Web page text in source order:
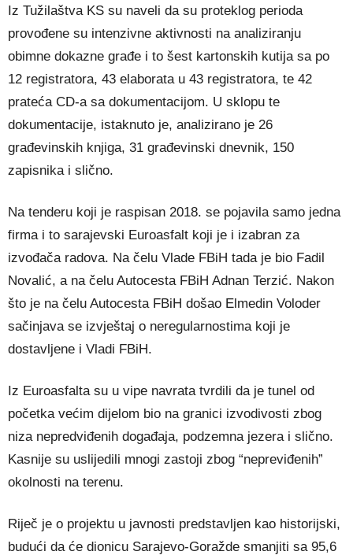
Iz Tužilaštva KS su naveli da su proteklog perioda
provođene su intenzivne aktivnosti na analiziranju
obimne dokazne građe i to šest kartonskih kutija sa po
12 registratora, 43 elaborata u 43 registratora, te 42
prateća CD-a sa dokumentacijom. U sklopu te
dokumentacije, istaknuto je, analizirano je 26
građevinskih knjiga, 31 građevinski dnevnik, 150
zapisnika i slično.
Na tenderu koji je raspisan 2018. se pojavila samo jedna
firma i to sarajevski Euroasfalt koji je i izabran za
izvođača radova. Na čelu Vlade FBiH tada je bio Fadil
Novalić, a na čelu Autocesta FBiH Adnan Terzić. Nakon
što je na čelu Autocesta FBiH došao Elmedin Voloder
sačinjava se izvještaj o neregularnostima koji je
dostavljene i Vladi FBiH.
Iz Euroasfalta su u vipe navrata tvrdili da je tunel od
početka većim dijelom bio na granici izvodivosti zbog
niza nepredviđenih događaja, podzemna jezera i slično.
Kasnije su uslijedili mnogi zastoji zbog “nepreviđenih”
okolnosti na terenu.
Riječ je o projektu u javnosti predstavljen kao historijski,
budući da će dionicu Sarajevo-Goražde smanjiti sa 95,6